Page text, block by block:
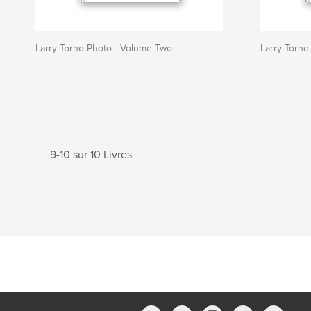
Larry Torno Photo - Volume Two Larry
9-10 sur 10 Livres